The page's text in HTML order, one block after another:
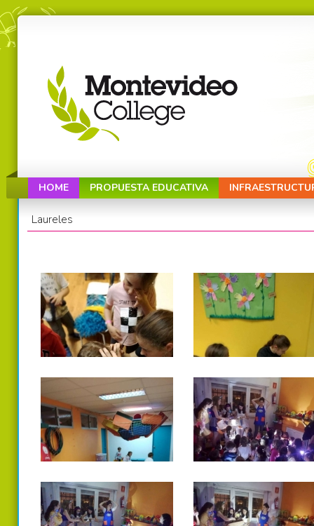
HOME PROPUESTA EDUCATIVA
Laureles